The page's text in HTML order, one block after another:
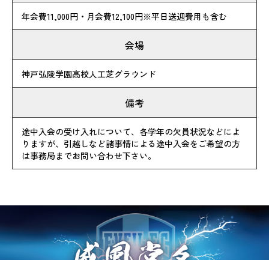
年会費11,000円・月会費12,100円※平日送迎費用も含む
会場
神戸弘陵学園高校人工芝グラウンド
備考
途中入会の受け入れについて、各学年の欠員状況などによ
りますが、引越しなど諸事情による途中入会をご希望の方
は事務局までお問い合わせ下さい。